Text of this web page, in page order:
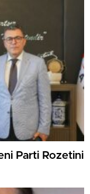
Parti Rozetini